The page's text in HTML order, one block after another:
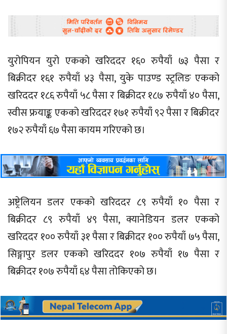
युरोपियन युरो एकको खरिददर १६० रुपैयाँ ७३ पैसा र
बिक्रीदर १६१ रुपैयाँ ४३ पैसा, युके पाउण्ड स्ट्रलिङ एकको
खरिददर १८६ रुपैयाँ ५८ पैसा र बिक्रीदर १८७ रुपैयाँ ४० पैसा,
स्वीस फ्रयाङ्क एकको खरिददर १७१ रुपैयाँ ९२ पैसा र बिक्रीदर
१७२ रुपैयाँ ६७ पैसा कायम गरिएको छ।
अष्ट्रेलियन डलर एकको खरिददर ८९ रुपैयाँ १० पैसा र
बिक्रीदर ८९ रुपैयाँ ४९ पैसा, क्यानेडियन डलर एकको
खरिददर १०० रुपैयाँ ३१ पैसा र बिक्रीदर १०० रुपैयाँ ७५ पैसा,
सिङ्गापुर डलर एकको खरिददर १०७ रुपैयाँ १७ पैसा र
बिक्रीदर १०७ रुपैयाँ ६४ पैसा तोकिएको छ।